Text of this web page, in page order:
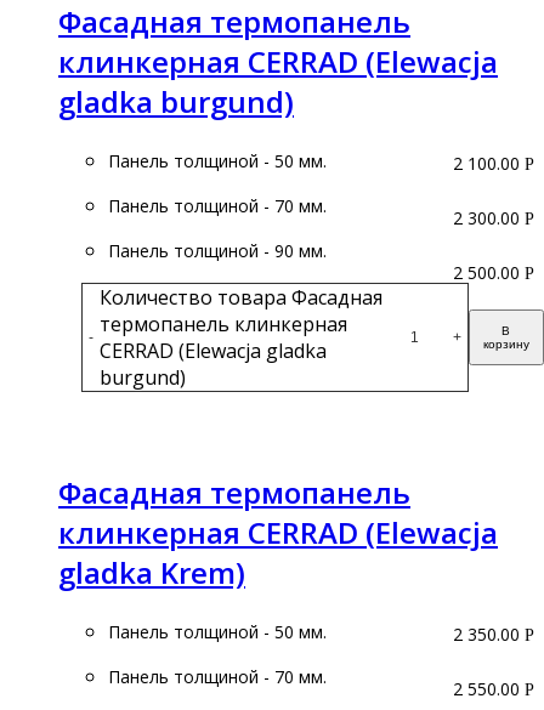
Фасадная термопанель
клинкерная CERRAD (Elewacja
gladka burgund)
Подробнее
Панель толщиной - 50 мм.
Панель толщиной - 70 мм.
Панель толщиной - 90 мм.
-
Количество товара Фасадная
термопанель клинкерная
CERRAD (Elewacja gladka
burgund)
+
В
корзину
2 100.00 Р
2 300.00 Р
2 500.00 Р
Фасадная термопанель
клинкерная CERRAD (Elewacja
gladka Krem)
Панель толщиной - 50 мм.
Панель толщиной - 70 мм.
2 350.00 Р
2 550.00 Р